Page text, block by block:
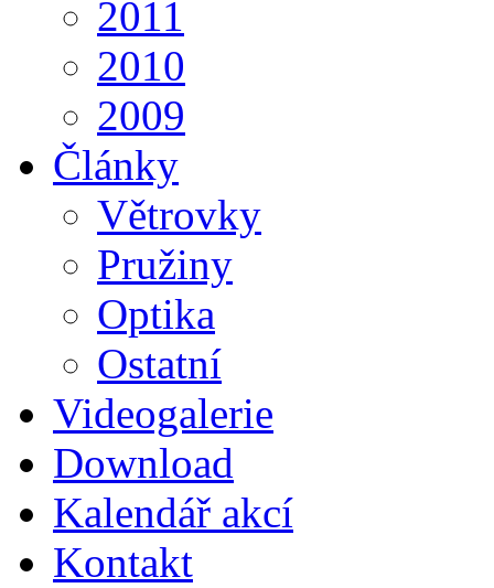
2011
2010
2009
Články
Větrovky
Pružiny
Optika
Ostatní
Videogalerie
Download
Kalendář akcí
Kontakt